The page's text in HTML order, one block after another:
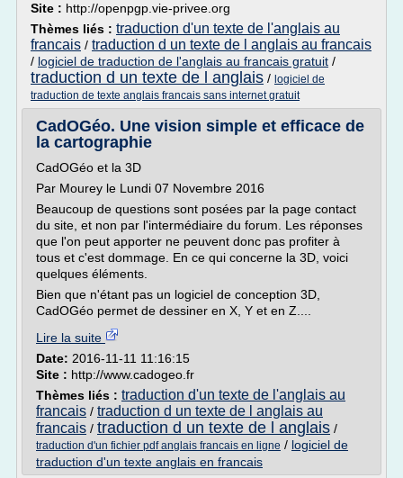
Site : http://openpgp.vie-privee.org
Thèmes liés : traduction d'un texte de l'anglais au
francais / traduction d un texte de l anglais au francais
/ logiciel de traduction de l'anglais au francais gratuit /
traduction d un texte de l anglais / logiciel de
traduction de texte anglais francais sans internet gratuit
CadOGéo. Une vision simple et efficace de
la cartographie
CadOGéo et la 3D
Par Mourey le Lundi 07 Novembre 2016
Beaucoup de questions sont posées par la page contact
du site, et non par l'intermédiaire du forum. Les réponses
que l'on peut apporter ne peuvent donc pas profiter à
tous et c'est dommage. En ce qui concerne la 3D, voici
quelques éléments.
Bien que n'étant pas un logiciel de conception 3D,
CadOGéo permet de dessiner en X, Y et en Z....
Lire la suite
Date: 2016-11-11 11:16:15
Site : http://www.cadogeo.fr
Thèmes liés : traduction d'un texte de l'anglais au
francais / traduction d un texte de l anglais au
francais / traduction d un texte de l anglais /
traduction d'un fichier pdf anglais francais en ligne / logiciel de
traduction d'un texte anglais en francais